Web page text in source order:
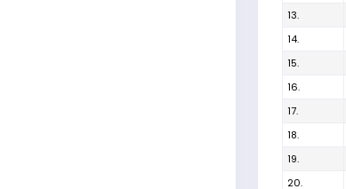
13.
14.
15.
16.
17.
18.
19.
20.